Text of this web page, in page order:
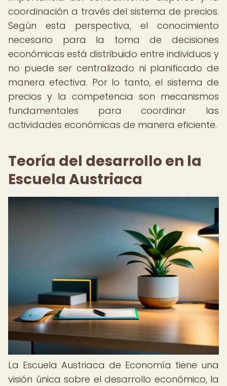
coordinación a través del sistema de precios.
Según esta perspectiva, el conocimiento
necesario para la toma de decisiones
económicas está distribuido entre individuos y
no puede ser centralizado ni planificado de
manera efectiva. Por lo tanto, el sistema de
precios y la competencia son mecanismos
fundamentales para coordinar las
actividades económicas de manera eficiente.
Teoría del desarrollo en la
Escuela Austriaca
La Escuela Austriaca de Economía tiene una
visión única sobre el desarrollo económico, la